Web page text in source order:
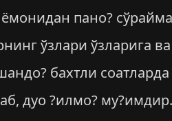
пано?
ўзлари ўзларига
бахтли
дуо ?илмо?